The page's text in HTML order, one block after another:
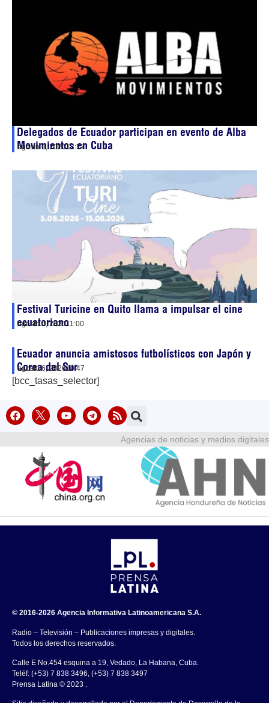
Delegados de Ecuador participan en evento de Alba
Movimientos en Cuba
agosto 6, 202613:27
Festival Turicine en Quito llama a impulsar el cine
ecuatoriano
agosto 6, 202611:00
Ecuador anuncia amistosos futbolísticos con Japón y
Corea del Sur
agosto 6, 202610:47
[bcc_tasas_selector]
Agencias de noticias y medios digitales
© 2016-2026 Agencia Informativa Latinoamericana S.A.
Radio – Televisión – Publicaciones impresas y digitales.
Todos los derechos reservados.
Calle E No.454 esquina a 19, Vedado, La Habana, Cuba.
Teléf: (+53) 7 838 3496, (+53) 7 838 3497
Prensa Latina © 2023 .